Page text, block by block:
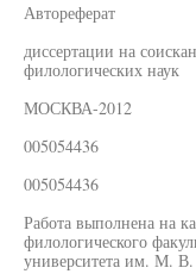
Автореферат
диссертации на
филологических наук
МОСКВА-2012
005054436
005054436
Работа выполнена на
филологического
университета им. М.